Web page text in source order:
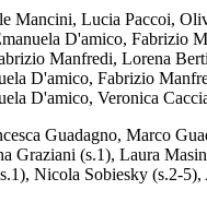
Mancini, Lucia Paccoi,
D'amico, Fabrizio
Manfredi, Lorena
D'amico, Fabrizio
D'amico, Veronica
Guadagno, Marco
Graziani (s.1), Laura
Nicola Sobiesky (s.2-5),